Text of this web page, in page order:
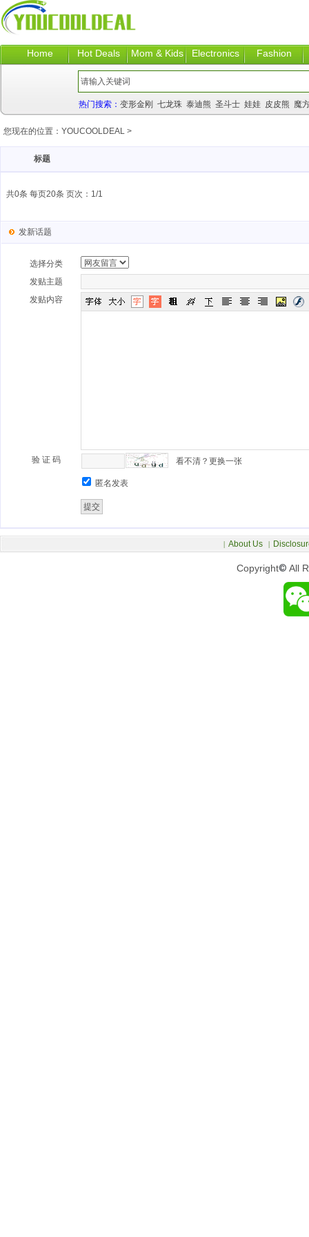
Home Hot Deals Mom & Kids Electronics Fashion
热门搜索： 变形金刚 七龙珠 泰迪熊 圣斗士 娃娃 皮皮熊 魔
您现在的位置： YOUCOOLDEAL >
标题
共0条 每页20条 页次：1/1
发新话题
选择分类
发贴主题
发贴内容
验 证 码 看不清？更换一张
匿名发表
Copyright© All
| About Us |